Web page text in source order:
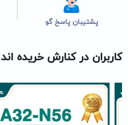
پشتیبان پاسخ گو
کاربران در کنارش خریده اند